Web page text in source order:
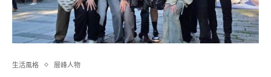
生活風格 層峰⼈物